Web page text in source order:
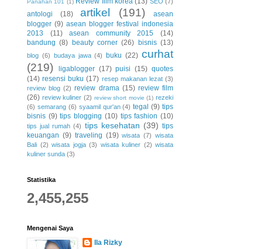
Panahan 101 (1)
antologi (18) artikel (191)
asean
blogger (9) asean blogger festival indonesia
2013
(11) asean community 2015
(14)
bandung (8) beauty corner (26) bisnis (13)
blog (6) budaya jawa (4) buku (22) curhat
(219)
ligablogger (17) puisi (15) quotes
(14) resensi buku (17) resep makanan lezat (3)
review blog (2) review drama (15) review film
(26) review kuliner (2) review short movie (1) rezeki
(6) semarang (6) syaamil qur'an (4) tegal (9) tips
bisnis (9) tips blogging (10) tips fashion (10)
tips jual rumah (4) tips kesehatan (39) tips
keuangan (9) traveling (19) wisata (7) wisata
Bali (2) wisata jogja (3) wisata kuliner (2) wisata
kuliner sunda (3)
Statistika
2,455,255
Mengenai Saya
Ila Rizky